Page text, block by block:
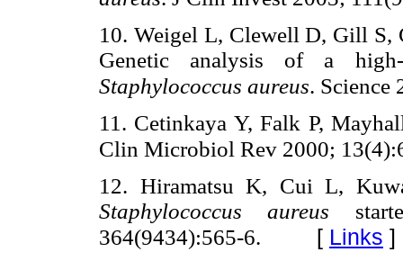
10. Weigel L, Clewell D, Gill
Genetic analysis of a high-
Staphylococcus aureus. Science
11. Cetinkaya Y, Falk P,
Clin Microbiol Rev 2000;
12. Hiramatsu K, Cui L,
Staphylococcus aureus
364(9434):565-6.
[ Links ]